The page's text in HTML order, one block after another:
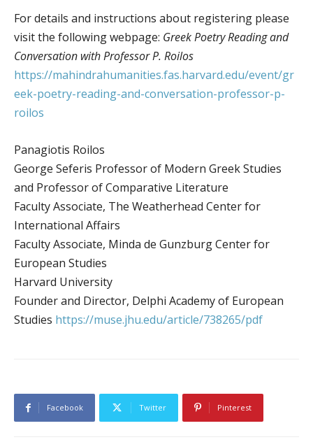
For details and instructions about registering please
visit the following webpage: Greek Poetry Reading and
Conversation with Professor P. Roilos
https://mahindrahumanities.fas.harvard.edu/event/gr
eek-poetry-reading-and-conversation-professor-p-
roilos
Panagiotis Roilos
George Seferis Professor of Modern Greek Studies
and Professor of Comparative Literature
Faculty Associate, The Weatherhead Center for
International Affairs
Faculty Associate, Minda de Gunzburg Center for
European Studies
Harvard University
Founder and Director, Delphi Academy of European
Studies https://muse.jhu.edu/article/738265/pdf
Facebook Twitter Pinterest